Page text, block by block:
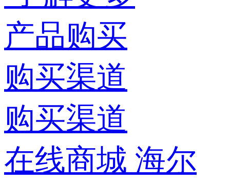
产品购买
购买渠道
购买渠道
在线商城 海尔